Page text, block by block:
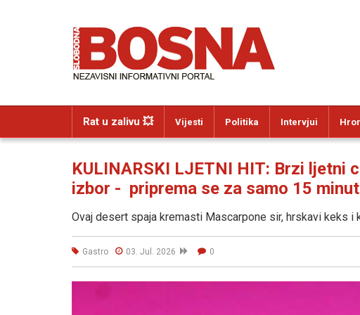
Rat u zalivu 💥 Vijesti Politika Intervjui
KULINARSKI LJETNI HIT: Brzi ljetni
izbor - priprema se za samo 15
Ovaj desert spaja kremasti Mascarpone sir, hrskavi keks
Gastro 03. Jul. 2026 0